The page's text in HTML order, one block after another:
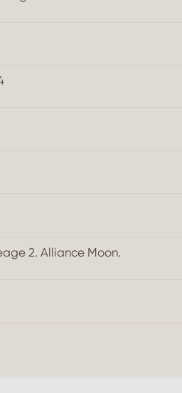
2. Alliance Moon.